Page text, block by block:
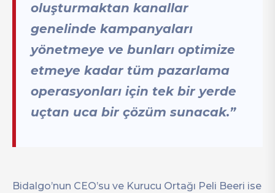
oluşturmaktan kanallar
genelinde kampanyaları
yönetmeye ve bunları optimize
etmeye kadar tüm pazarlama
operasyonları için tek bir yerde
uçtan uca bir çözüm sunacak.”
Bidalgo’nun CEO’su ve Kurucu Ortağı Peli Beeri ise